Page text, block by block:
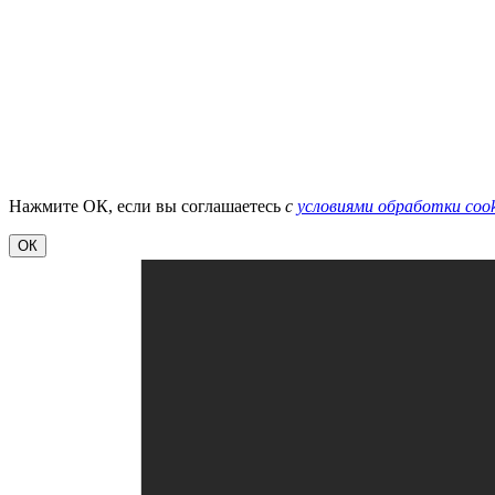
Нажмите ОК, если вы соглашаетесь с условиями обработки
ОК